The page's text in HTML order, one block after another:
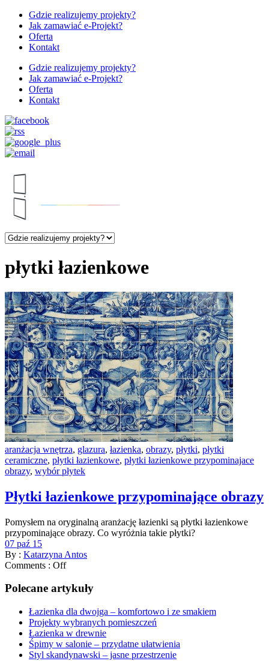
Gdzie realizujemy projekty?
Jak zamawiać e-Projekt?
Oferta
Kontakt
Gdzie realizujemy projekty?
Jak zamawiać e-Projekt?
Oferta
Kontakt
płytki łazienkowe
aranżacja wnętrza, glazura, łazienka, obrazy, płytki, płytki
ceramiczne, płytki łazienkowe, płytki łazienkowe przypominajace
obrazy, wybór płytek
Płytki łazienkowe przypominające obrazy
Pomysłem na oryginalną aranżację łazienki są płytki łazienkowe
przypominające obrazy. Co wyróżnia takie płytki?
07 paź 15
By : Katarzyna Antos
Comments : Off
Polecane artykuły
Łazienka dla dwojga – komfortowo i ze smakiem
Projekty wybranych pomieszczeń
Łazienka w drewnie
Śpimy w salonie – przydatne ułatwienia
Styl skandynawski – jasne przestrzenie